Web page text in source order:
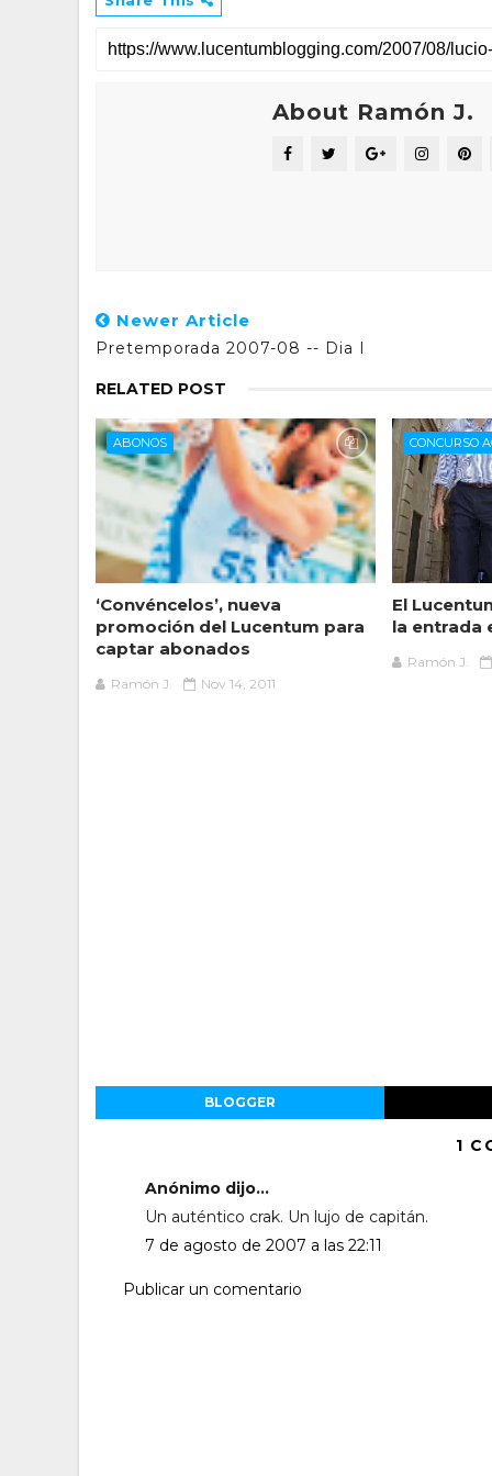
About Ramón J.
Newer Article
Pretemporada 2007-08 -- Dia I
RELATED POST
ABONOS
‘Convéncelos’, nueva
promoción del Lucentum para
captar abonados
Ramón J. Nov 14, 2011
CONCURSO
El
la entrada
Ramón J.
BLOGGER
1
Anónimo dijo...
Un auténtico crak. Un lujo de capitán.
7 de agosto de 2007 a las 22:11
Publicar un comentario